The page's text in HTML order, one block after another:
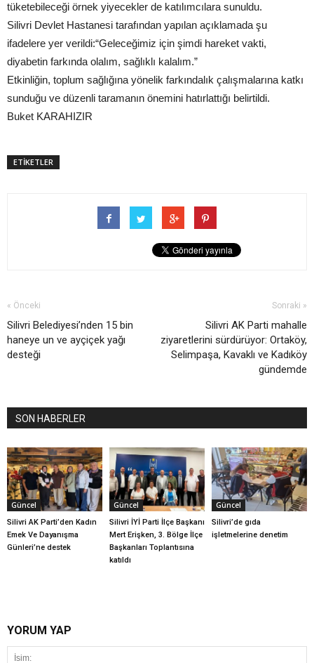
tüketebileceği örnek yiyecekler de katılımcılara sunuldu.
Silivri Devlet Hastanesi tarafından yapılan açıklamada şu
ifadelere yer verildi:“Geleceğimiz için şimdi hareket vakti,
diyabetin farkında olalım, sağlıklı kalalım.”
Etkinliğin, toplum sağlığına yönelik farkındalık çalışmalarına katkı
sunduğu ve düzenli taramanın önemini hatırlattığı belirtildi.
Buket KARAHIZIR
ETİKETLER
« Önceki
Silivri Belediyesi’nden 15 bin
haneye un ve ayçiçek yağı
desteği
Sonraki »
Silivri AK Parti mahalle
ziyaretlerini sürdürüyor: Ortaköy,
Selimpaşa, Kavaklı ve Kadıköy
gündemde
SON HABERLER
Güncel
Silivri AK Parti’den Kadın
Emek Ve Dayanışma
Günleri’ne destek
Güncel
Silivri İYİ Parti İlçe Başkanı
Mert Erişken, 3. Bölge İlçe
Başkanları Toplantısına
katıldı
Güncel
Silivri’de gıda
işletmelerine denetim
YORUM YAP